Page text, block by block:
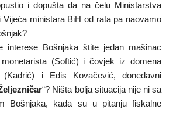
i dopušta da na čelu Ministarstva
Vijeća ministara BiH od rata pa naovamo
interese Bošnjaka štite jedan mašinac
(Softić) i čovjek iz domena
(Kadrić) i Edis Kovačević, donedavni
“? Ništa bolja situacija nije ni sa
Bošnjaka, kada su u pitanju fiskalne